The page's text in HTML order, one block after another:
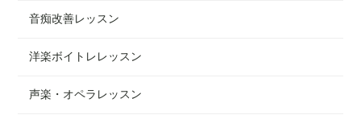
音痴改善レッスン
洋楽ボイトレレッスン
声楽・オペラレッスン